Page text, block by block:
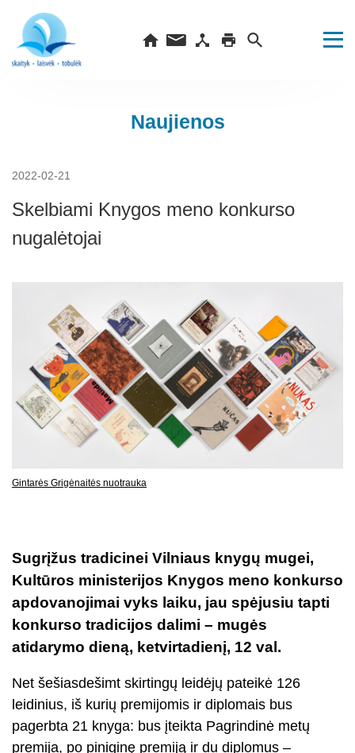
Naujienos
2022-02-21
Skelbiami Knygos meno konkurso
nugalėtojai
Gintarės Grigėnaitės nuotrauka
Sugrįžus tradicinei Vilniaus knygų mugei,
Kultūros ministerijos Knygos meno konkurso
apdovanojimai vyks laiku, jau spėjusiu tapti
konkurso tradicijos dalimi – mugės
atidarymo dieną, ketvirtadienį, 12 val.
Net šešiasdešimt skirtingų leidėjų pateikė 126
leidinius, iš kurių premijomis ir diplomais bus
pagerbta 21 knyga: bus įteikta Pagrindinė metų
premija, po piniginę premiją ir du diplomus –